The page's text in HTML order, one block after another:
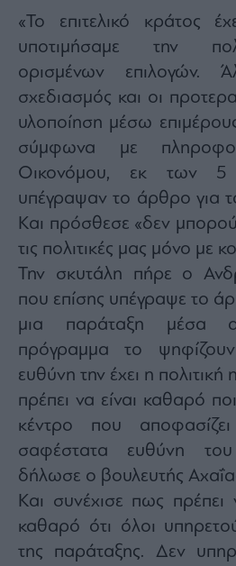
«Το επιτελικό κράτος
υποτιμήσαμε την
ορισμένων επιλογών.
σχεδιασμός και οι
υλοποίηση μέσω
σύμφωνα με
Οικονόμου, εκ των 5
υπέγραψαν το άρθρο για
Και πρόσθεσε «δεν
τις πολιτικές μας μόνο με
Την σκυτάλη πήρε ο
που επίσης υπέγραψε το
μια παράταξη μέσα
πρόγραμμα το
ευθύνη την έχει η πολιτική
πρέπει να είναι καθαρό
κέντρο που
σαφέστατα ευθύνη
δήλωσε ο βουλευτής
Και συνέχισε πως πρέπει
καθαρό ότι όλοι
της παράταξης. Δεν